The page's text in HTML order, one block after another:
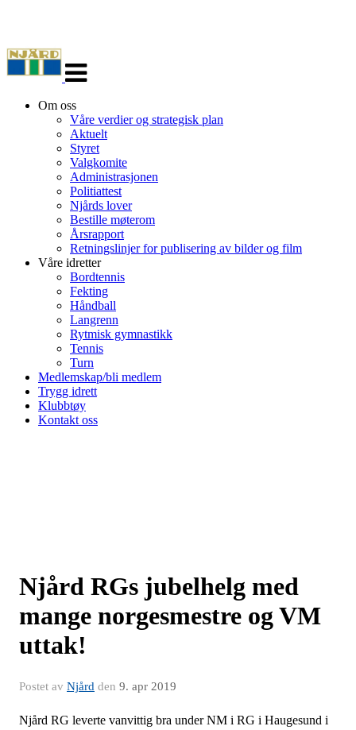
navigasjon
Om oss
Våre verdier og strategisk plan
Aktuelt
Styret
Valgkomite
Administrasjonen
Politiattest
Njårds lover
Bestille møterom
Årsrapport
Retningslinjer for publisering av bilder og film
Våre idretter
Bordtennis
Fekting
Håndball
Langrenn
Rytmisk gymnastikk
Tennis
Turn
Medlemskap/bli medlem
Trygg idrett
Klubbtøy
Kontakt oss
Njård RGs jubelhelg med
mange norgesmestre og VM
uttak!
Postet av Njård den 9. apr 2019
Njård RG leverte vanvittig bra under NM i RG i Haugesund i